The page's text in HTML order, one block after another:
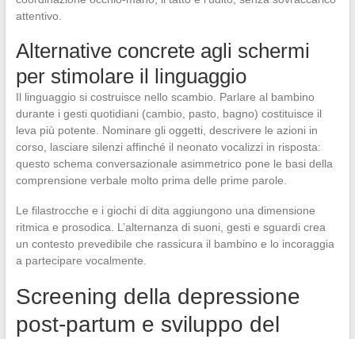
attentivo.
Alternative concrete agli schermi
per stimolare il linguaggio
Il linguaggio si costruisce nello scambio. Parlare al bambino
durante i gesti quotidiani (cambio, pasto, bagno) costituisce il
leva più potente. Nominare gli oggetti, descrivere le azioni in
corso, lasciare silenzi affinché il neonato vocalizzi in risposta:
questo schema conversazionale asimmetrico pone le basi della
comprensione verbale molto prima delle prime parole.
Le filastrocche e i giochi di dita aggiungono una dimensione
ritmica e prosodica. L’alternanza di suoni, gesti e sguardi crea
un contesto prevedibile che rassicura il bambino e lo incoraggia
a partecipare vocalmente.
Screening della depressione
post-partum e sviluppo del